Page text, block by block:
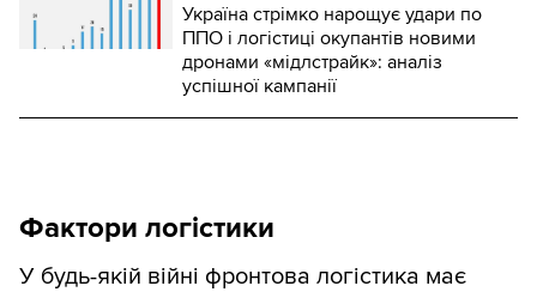
Україна стрімко нарощує удари по
ППО і логістиці окупантів новими
дронами «мідлстрайк»: аналіз
успішної кампанії
Фактори логістики
У будь-якій війні фронтова логістика має